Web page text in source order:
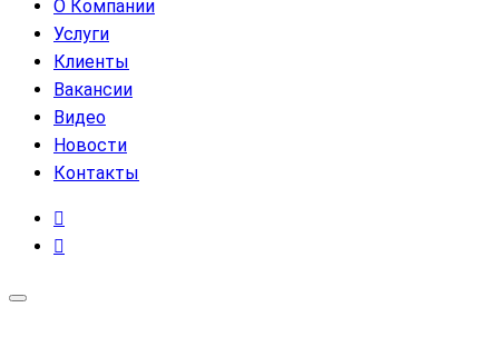
О Компании
Услуги
Клиенты
Вакансии
Видео
Новости
Контакты